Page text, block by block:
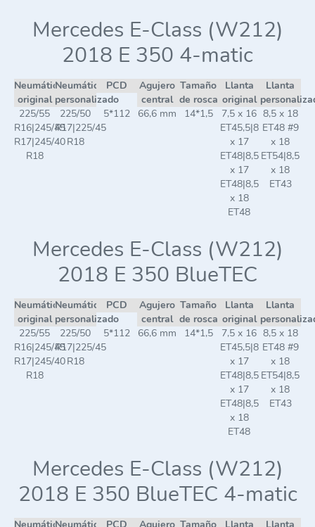
Mercedes E-Class (W212)
2018 E 350 4-matic
Neumático
original
Neumático
personalizado
PCD
Agujero
central
Tamaño
de rosca
Llanta
original
Llanta
225/55
R16|245/45
R17|245/40
R18
225/50
R17|225/45
R18
5*112 66,6 mm 14*1,5
7,5 x 16
ET45,5|8
x 17
ET48|8,5
x 17
ET48|8,5
x 18
ET48
8,5 x 18
ET48 #9
x 18
ET54|8,5
x 18
ET43
Mercedes E-Class (W212)
2018 E 350 BlueTEC
Neumático
original
Neumático
personalizado
PCD
Agujero
central
Tamaño
de rosca
Llanta
original
Llanta
225/55
R16|245/45
R17|245/40
R18
225/50
R17|225/45
R18
5*112 66,6 mm 14*1,5
7,5 x 16
ET45,5|8
x 17
ET48|8,5
x 17
ET48|8,5
x 18
ET48
8,5 x 18
ET48 #9
x 18
ET54|8,5
x 18
ET43
Mercedes E-Class (W212)
2018 E 350 BlueTEC 4-matic